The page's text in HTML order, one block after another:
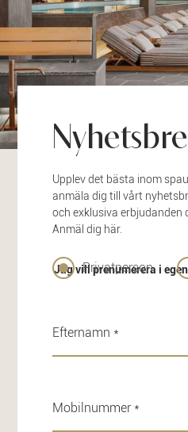
Upplev det bästa inom
anmäla dig till vårt
och exklusiva erbjudanden
Anmäl dig här.
Jag vill prenumerera i
Privatperson